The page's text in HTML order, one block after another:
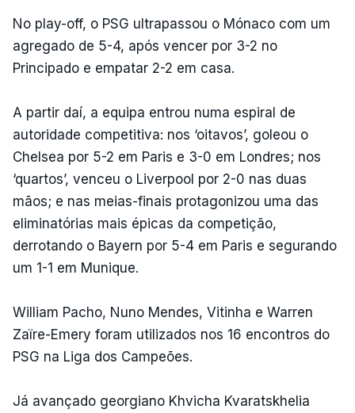
No play-off, o PSG ultrapassou o Mónaco com um
agregado de 5-4, após vencer por 3-2 no
Principado e empatar 2-2 em casa.
A partir daí, a equipa entrou numa espiral de
autoridade competitiva: nos ‘oitavos’, goleou o
Chelsea por 5-2 em Paris e 3-0 em Londres; nos
‘quartos’, venceu o Liverpool por 2-0 nas duas
mãos; e nas meias-finais protagonizou uma das
eliminatórias mais épicas da competição,
derrotando o Bayern por 5-4 em Paris e segurando
um 1-1 em Munique.
William Pacho, Nuno Mendes, Vitinha e Warren
Zaïre-Emery foram utilizados nos 16 encontros do
PSG na Liga dos Campeões.
Já avançado georgiano Khvicha Kvaratskhelia